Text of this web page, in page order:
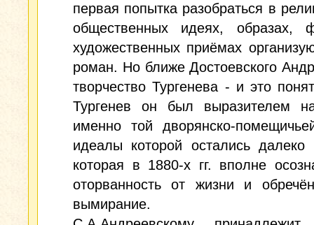
первая попытка разобраться в
общественных идеях, образах,
художественных приёмах
роман. Но ближе Достоевского
творчество Тургенева - и это
Тургенев он был выразителем
именно той дворянско-
идеалы которой остались далеко
которая в 1880-х гг. вполне
оторванность от жизни и
вымирание.